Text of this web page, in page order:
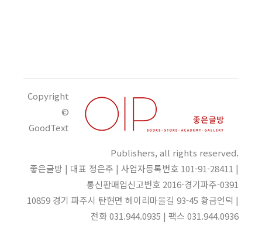
Copyright
©
GoodText
Publishers, all rights reserved.
좋은글방 | 대표 정은주 | 사업자등록번호 101-91-28411 |
통신판매업신고번호 2016-경기파주-0391
10859 경기 파주시 탄현면 헤이리마을길 93-45 황금언덕 |
전화 031.944.0935 | 팩스 031.944.0936